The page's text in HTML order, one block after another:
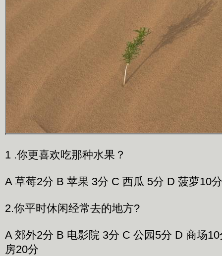
1 .你更喜欢吃那种水果？
A 草莓2分 B 苹果 3分 C 西瓜 5分 D 菠萝10
2.你平时休闲经常去的地方?
A 郊外2分 B 电影院 3分 C 公园5分 D 商场
房20分